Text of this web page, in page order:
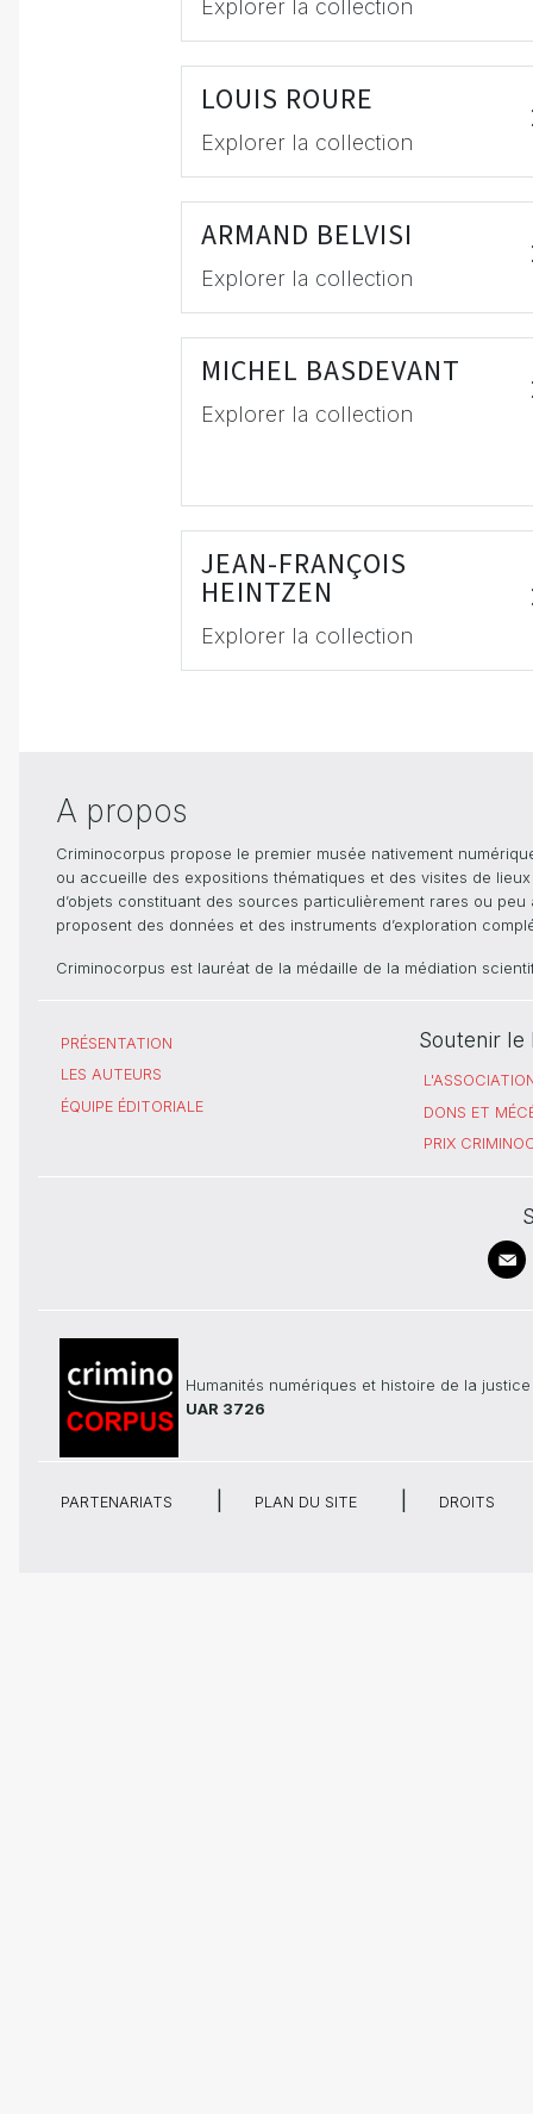
Explorer la collection
LOUIS ROURE
Explorer la collection
ARMAND BELVISI
Explorer la collection
MICHEL BASDEVANT
Explorer la collection
JEAN-FRANÇOIS
HEINTZEN
Explorer la collection
A propos
Criminocorpus propose le premier musée nativement
ou accueille des expositions thématiques et des visites de
d’objets constituant des sources particulièrement rares ou
proposent des données et des instruments d’exploration
Criminocorpus est lauréat de la médaille de la médiation
PRÉSENTATION
LES AUTEURS
ÉQUIPE ÉDITORIALE
Soutenir le
DONS ET
PRIX
Humanités numériques et histoire de la justice
UAR 3726
PARTENARIATS PLAN DU SITE DROITS